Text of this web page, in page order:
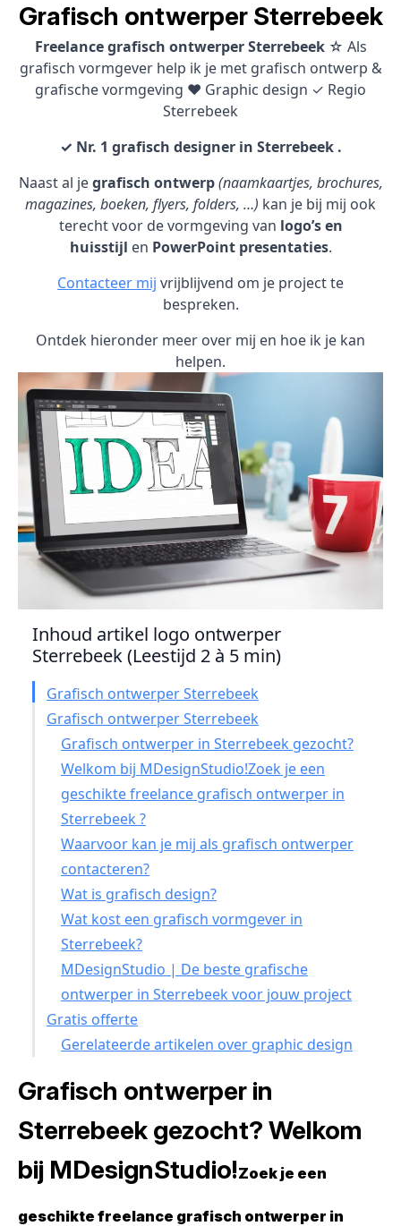
Grafisch ontwerper Sterrebeek
Freelance grafisch ontwerper Sterrebeek ☆ Als
grafisch vormgever help ik je met grafisch ontwerp &
grafische vormgeving ♥ Graphic design ✓ Regio
Sterrebeek
✓ Nr. 1 grafisch designer in Sterrebeek .
Naast al jegrafisch ontwerp (naamkaartjes, brochures,
magazines, boeken, flyers, folders, …) kan je bij mij ook
terecht voor de vormgeving van logo’s en
huisstijl en PowerPoint presentaties.
Contacteer mij vrijblijvend om je project te
bespreken.
Ontdek hieronder meer over mij en hoe ik je kan
helpen.
Inhoud artikel logo ontwerper
Sterrebeek (Leestijd 2 à 5 min)
Grafisch ontwerper Sterrebeek
Grafisch ontwerper Sterrebeek
Grafisch ontwerper in Sterrebeek gezocht?
Welkom bij MDesignStudio!Zoek je een
geschikte freelance grafisch ontwerper in
Sterrebeek ?
Waarvoor kan je mij als grafisch ontwerper
contacteren?
Wat is grafisch design?
Wat kost een grafisch vormgever in
Sterrebeek?
MDesignStudio | De beste grafische
ontwerper in Sterrebeek voor jouw project
Gratis offerte
Gerelateerde artikelen over graphic design
Grafisch ontwerper in
Sterrebeek gezocht? Welkom
bij MDesignStudio!Zoek je een
geschikte freelance grafisch ontwerper in